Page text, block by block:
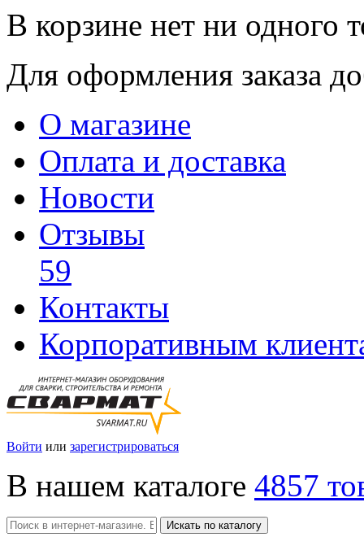
В корзине нет ни одного
Для оформления заказа
О магазине
Оплата и доставка
Новости
Отзывы
59
Контакты
Корпоративным
Войти или зарегистрироваться
В нашем каталоге 4857
Искать по каталогу